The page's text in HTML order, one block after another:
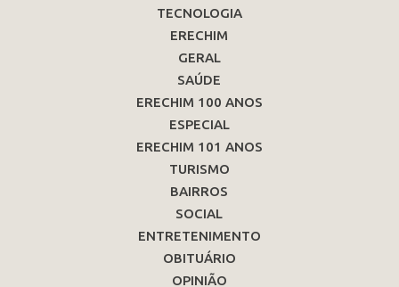
TECNOLOGIA
ERECHIM
GERAL
SAÚDE
ERECHIM 100 ANOS
ESPECIAL
ERECHIM 101 ANOS
TURISMO
BAIRROS
SOCIAL
ENTRETENIMENTO
OBITUÁRIO
OPINIÃO